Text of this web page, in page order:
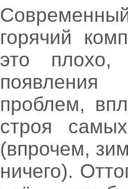
горячий
это плохо,
проблем,
строя
(впрочем,
ничего).